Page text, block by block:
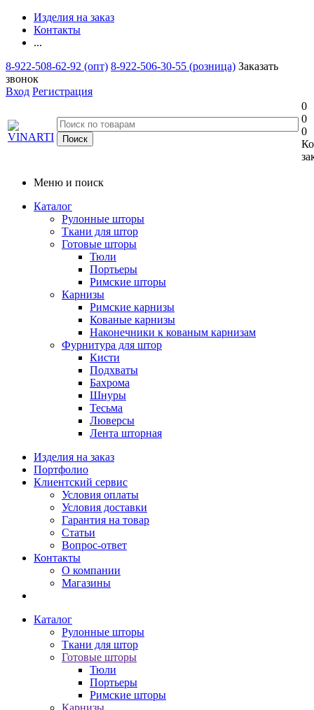
Изделия на заказ
Контакты
...
8-922-508-62-92 (опт) 8-922-506-30-55 (розница) Заказать
звонок
Вход Регистрация
0
0
0
Меню и поиск
Каталог
Рулонные шторы
Ткани для штор
Готовые шторы
Тюли
Портьеры
Римские шторы
Карнизы
Римские карнизы
Кованые карнизы
Наконечники к кованым карнизам
Фурнитура для штор
Кисти
Подхваты
Бахрома
Шнуры
Тесьма
Люверсы
Лента шторная
Изделия на заказ
Портфолио
Клиентский сервис
Условия оплаты
Условия доставки
Гарантия на товар
Статьи
Вопрос-ответ
Контакты
О компании
Магазины
Каталог
Рулонные шторы
Ткани для штор
Готовые шторы
Тюли
Портьеры
Римские шторы
Карнизы